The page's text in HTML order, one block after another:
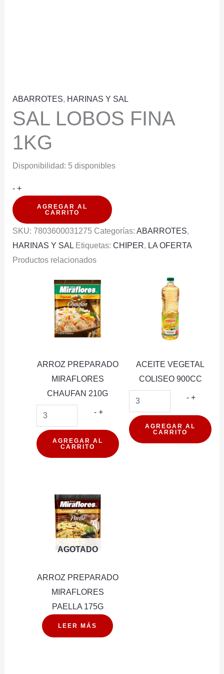
ABARROTES, HARINAS Y SAL
SAL LOBOS FINA
1KG
Disponibilidad: 5 disponibles
- SAL
LOBOS
FINA
1KG
cantidad
+
AGREGAR AL
CARRITO
SKU: 7803600031275 Categorías: ABARROTES,
HARINAS Y SAL Etiquetas: CHIPER, LA OFERTA
Productos relacionados
ARROZ PREPARADO
MIRAFLORES
CHAUFAN 210G
- ARROZ
PREPARADO
MIRAFLORES
CHAUFAN
+
AGREGAR AL
CARRITO
ACEITE VEGETAL
COLISEO 900CC
- ACEITE
900CC
+
AGREGAR AL
CARRITO
AGOTADO
ARROZ PREPARADO
MIRAFLORES
PAELLA 175G
LEER MÁS